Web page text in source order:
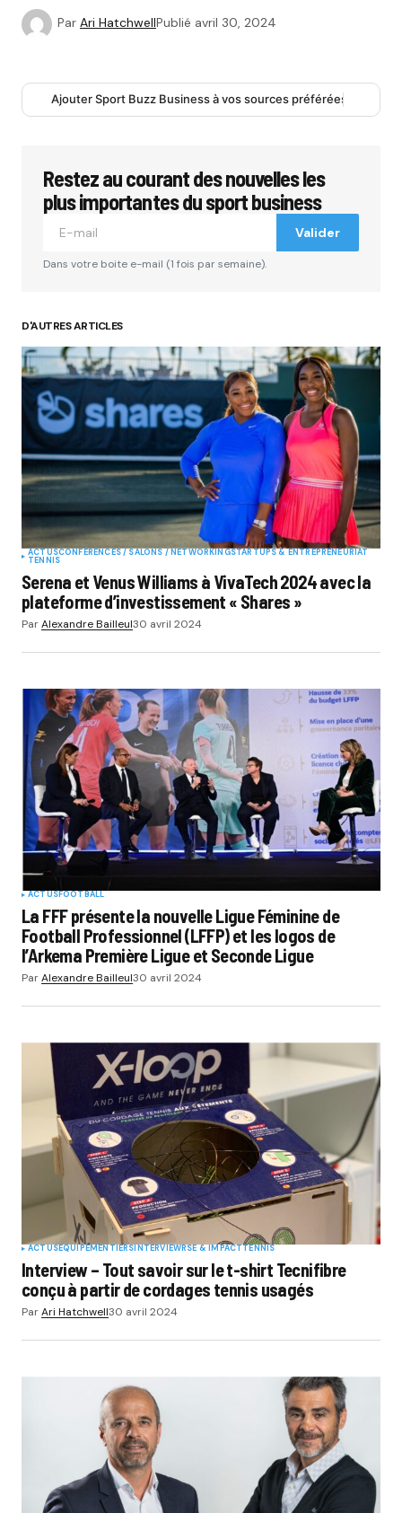
Par Ari HatchwellPublié avril 30, 2024
Ajouter Sport Buzz Business à vos sources préférées
Restez au courant des nouvelles les
plus importantes du sport business
Valider
Dans votre boite e-mail (1 fois par semaine).
D'AUTRES ARTICLES
ACTUSCONFÉRENCES / SALONS / NETWORKINGSTARTUPS & ENTREPRENEURIAT
TENNIS
Serena et Venus Williams à VivaTech 2024 avec la
plateforme d’investissement « Shares »
ParAlexandre Bailleul30 avril 2024
ACTUSFOOTBALL
La FFF présente la nouvelle Ligue Féminine de
Football Professionnel (LFFP) et les logos de
l’Arkema Première Ligue et Seconde Ligue
ParAlexandre Bailleul30 avril 2024
ACTUSEQUIPEMENTIERSINTERVIEWRSE & IMPACTTENNIS
Interview – Tout savoir sur le t-shirt Tecnifibre
conçu à partir de cordages tennis usagés
ParAri Hatchwell30 avril 2024